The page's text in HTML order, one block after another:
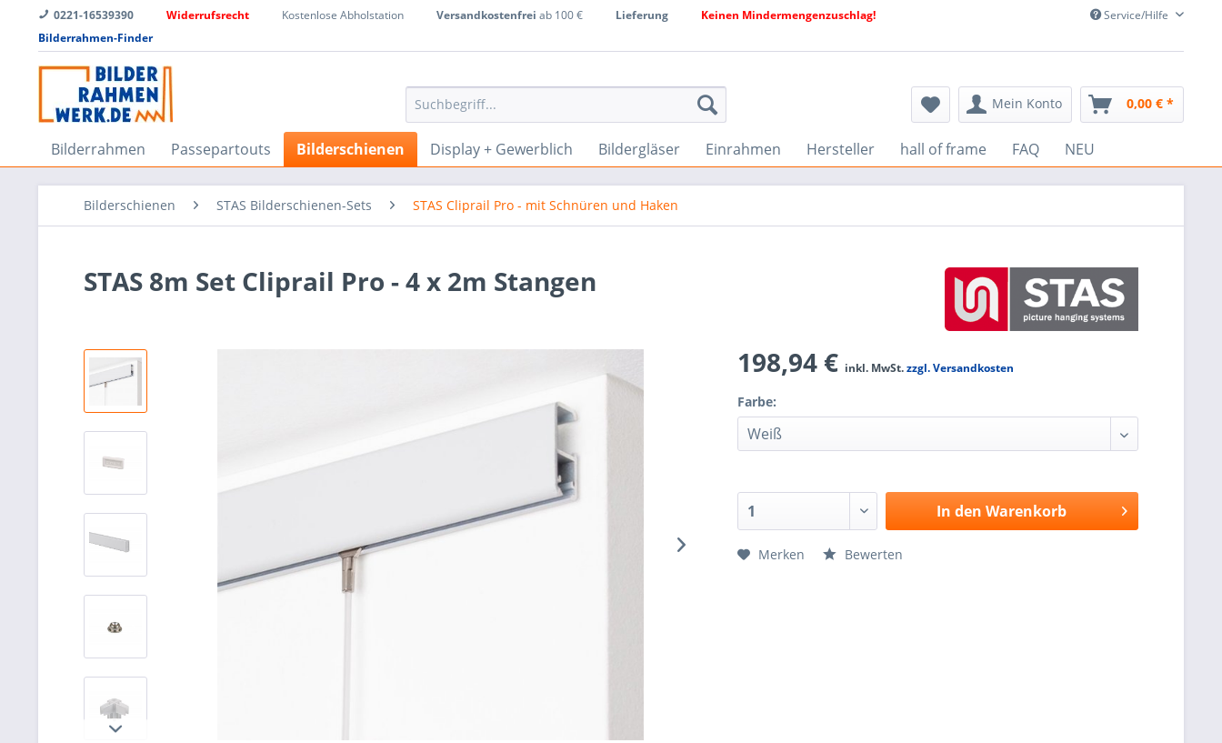
0221-16539390 Widerrufsrecht Kostenlose Abholstation Versandkostenfrei ab 100 € Lieferung
Keinen Mindermengenzuschlag!
Bilderrahmen-Finder
Service/Hilfe
Mein Konto 0,00 € *
Bilderrahmen Passepartouts Bilderschienen Display + Gewerblich Bildergläser Einrahmen Hersteller hall of frame FAQ NEU
Bilderschienen STAS Bilderschienen-Sets STAS Cliprail Pro - mit Schnüren und Haken
STAS 8m Set Cliprail Pro - 4 x 2m Stangen
198,94 € inkl. MwSt.zzgl. Versandkosten
Farbe:
In den Warenkorb
Merken Bewerten